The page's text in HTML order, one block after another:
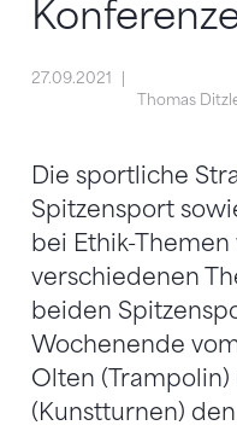
27.09.2021
Thomas
Die sportliche
Spitzensport
bei Ethik-
verschiedenen
beiden
Wochenende
Olten (Trampolin)
(Kunstturnen)